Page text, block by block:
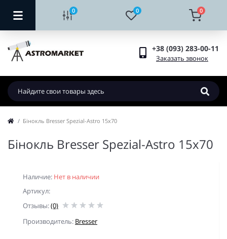
0 0 0
+38 (093) 283-00-11
Заказать звонок
Бінокль Bresser Spezial-Astro 15x70
Бінокль Bresser Spezial-Astro 15x70
Наличие: Нет в наличии
Артикул:
Отзывы:(0)
Производитель: Bresser